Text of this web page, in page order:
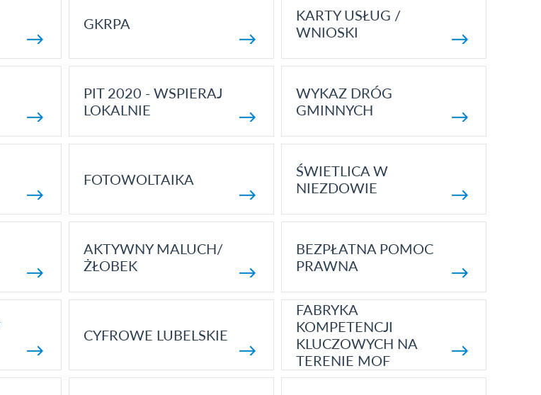
GKRPA
KARTY USŁUG /
WNIOSKI
PIT 2020 - WSPIERAJ
LOKALNIE
WYKAZ DRÓG
GMINNYCH
FOTOWOLTAIKA
ŚWIETLICA W
NIEZDOWIE
AKTYWNY MALUCH/
ŻŁOBEK
BEZPŁATNA POMOC
PRAWNA
CYFROWE LUBELSKIE
FABRYKA
KOMPETENCJI
KLUCZOWYCH NA
TERENIE MOF